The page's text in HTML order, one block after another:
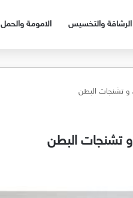
الرشاقة والتخسيس الامومة والحمل
و تشنجات البطن
و تشنجات البطن